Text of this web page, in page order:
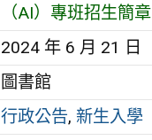
（AI）專班招生簡章
2024 年 6 月 21 日
圖書館
行政公告,新生入學